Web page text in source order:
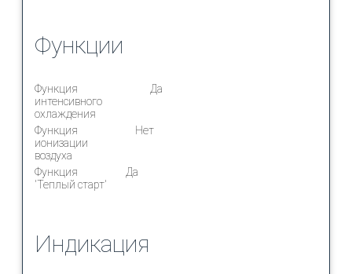
Функции
Функция
интенсивного
охлаждения
Да
Функция
ионизации
воздуха
Нет
Функция
'Теплый старт'
Да
Индикация